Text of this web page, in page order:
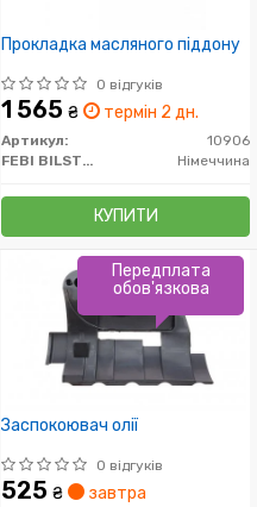
Прокладка масляного піддону
0 відгуків
1 565 ₴ термін 2 дн.
Артикул:
10906
FEBI BILSTEIN
Німеччина
КУПИТИ
Заспокоювач олії
0 відгуків
525 ₴ завтра
Передплата
обов'язкова